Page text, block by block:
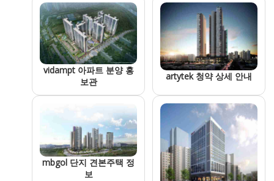
vidampt 아파트 분양 홍
보관
artytek 청약 상세 안내
mbgol 단지 견본주택 정
보